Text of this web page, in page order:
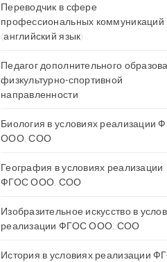
Переводчик в сфере
профессиональных коммуникаций
(английский язык)
Педагог дополнительного
физкультурно-спортивной
направленности
Биология в условиях реализации
ООО, СОО
География в условиях реализации
ФГОС ООО, СОО
Изобразительное искусство в
реализации ФГОС ООО, СОО
История в условиях реализации